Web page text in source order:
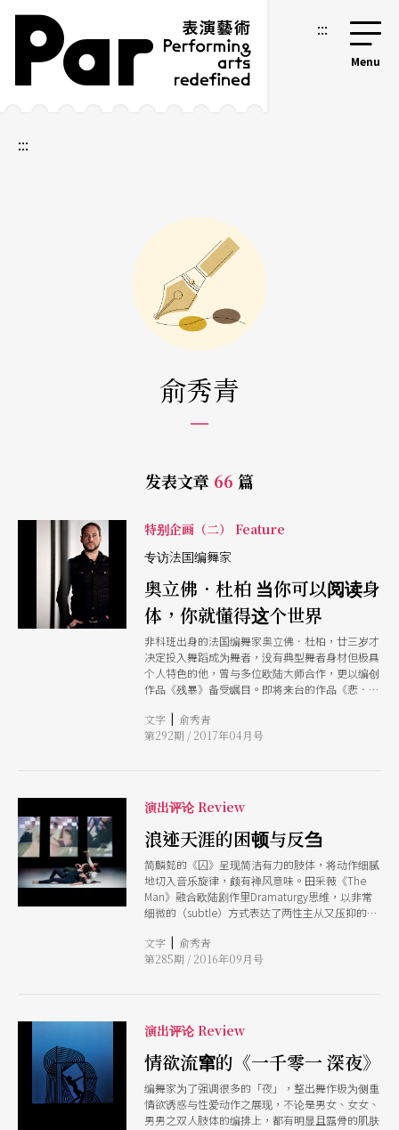
跳到主要内容区块
网站导览 :::
:::
俞秀青
发表文章 66 篇
特别企画（二） Feature
专访法国编舞家
奥立佛．杜柏 当你可以阅读身
体，你就懂得这个世界
非科班出身的法国编舞家奥立佛．杜柏，廿三岁才
决定投入舞蹈成为舞者，没有典型舞者身材但极具
个人特色的他，曾与多位欧陆大师合作，更以编创
作品《残暴》备受瞩目。即将来台的作品《悲．
接的赤裸，演绎人类肉身之苦，杜柏说：「透过赤
裸体现，观众反而会反观自我、透视自己的内在肉
文字 | 俞秀青
第292期 / 2017年04月号
演出评论 Review
浪迹天涯的困顿与反刍
简麟懿的《囚》呈现简洁有力的肢体，将动作细腻
地切入音乐旋律，颇有禅风意味。田采薇《The
Man》融合欧陆剧作里Dramaturgy思维，以非常
细微的（subtle）方式表达了两性主从又压抑的关
式表现人类权力欲望的抽象作品。透过作品，舞者
将国外经验反刍呈现
文字 | 俞秀青
第285期 / 2016年09月号
演出评论 Review
情欲流窜的《一千零一 深夜》
编舞家为了强调很多的「夜」，整出舞作极为侧重
情欲诱惑与性爱动作之展现，不论是男女、女女、
男男之双人肢体的编排上，都有明显且露骨的肌肤